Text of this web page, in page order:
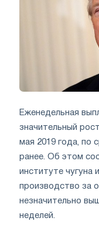
Еженедельная
значительный
мая 2019 года, по
ранее. Об этом
институте чугуна
производство за
незначительно
неделей.